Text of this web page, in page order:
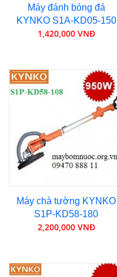
Máy đánh bóng đá
KYNKO S1A-KD05-150
1,420,000 VNĐ
Máy chà tường KYNKO
S1P-KD58-180
2,200,000 VNĐ